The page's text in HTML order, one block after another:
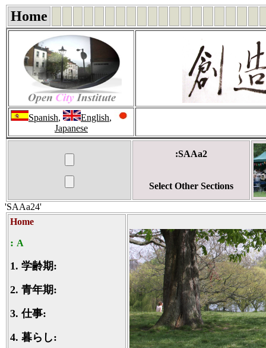
Home
Spanish, English,
Japanese
:SAAa2
Select Other Sections
'SAAa24'
Home
: A
1. 学齢期:
2. 青年期:
3.仕事:
4. 暮らし: